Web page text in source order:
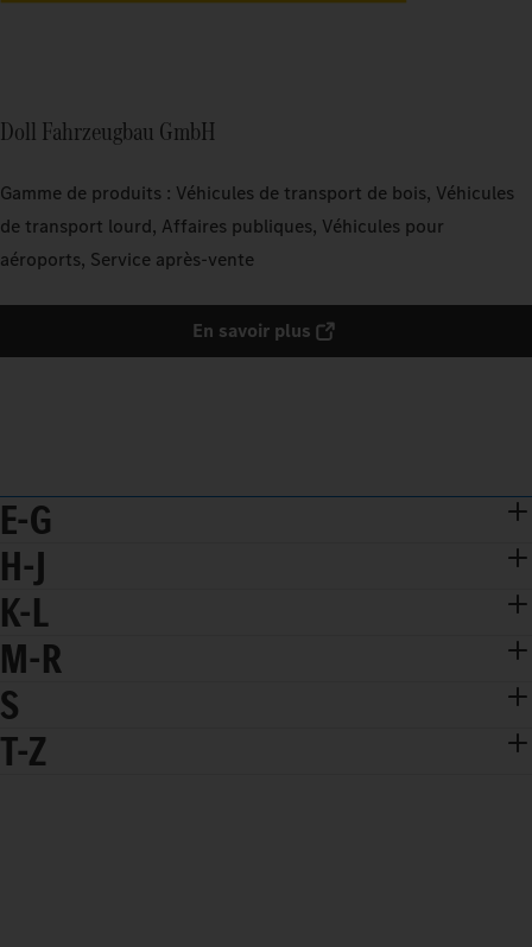
Doll Fahrzeugbau GmbH
Gamme de produits : Véhicules de transport de bois, Véhicules
de transport lourd, Affaires publiques, Véhicules pour
aéroports, Service après-vente
En savoir plus
E-G
H-J
K-L
M-R
S
T-Z